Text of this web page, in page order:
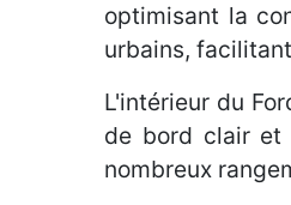
optimisant la
urbains,
L'intérieur du
de bord clair et
nombreux